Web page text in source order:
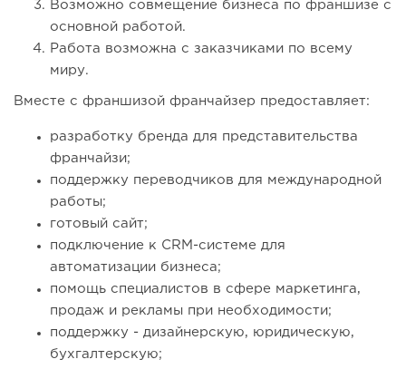
Возможно совмещение бизнеса по франшизе с
основной работой.
Работа возможна с заказчиками по всему
миру.
Вместе с франшизой франчайзер предоставляет:
разработку бренда для представительства
франчайзи;
поддержку переводчиков для международной
работы;
готовый сайт;
подключение к CRM-системе для
автоматизации бизнеса;
помощь специалистов в сфере маркетинга,
продаж и рекламы при необходимости;
поддержку - дизайнерскую, юридическую,
бухгалтерскую;